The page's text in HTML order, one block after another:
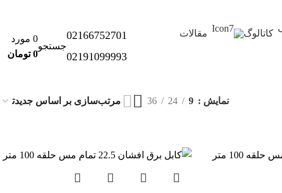
کاتالوگ مقالات
02166752701
02191099993
جستجو
0 مورد
0 تومان
نمایش 9
24
36